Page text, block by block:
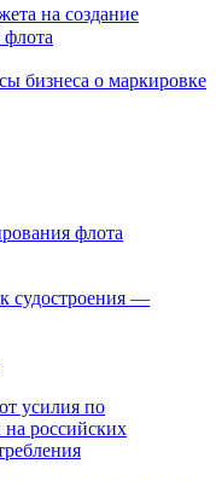
на создание
бизнеса о маркировке
флота
судостроения —
усилия по
российских